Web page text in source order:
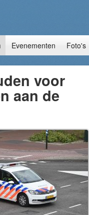
Evenementen Foto's
voor
aan de